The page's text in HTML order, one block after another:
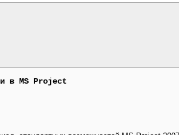
в MS Project